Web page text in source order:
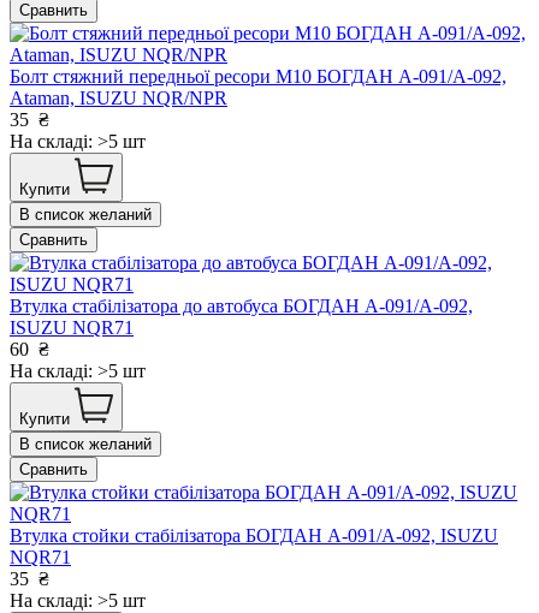
Сравнить
Болт стяжний передньої ресори М10 БОГДАН А-091/А-092,
Ataman, ISUZU NQR/NPR
35 ₴
На складі: >5 шт
Купити
В список желаний
Сравнить
Втулка стабілізатора до автобуса БОГДАН А-091/А-092,
ISUZU NQR71
60 ₴
На складі: >5 шт
Купити
В список желаний
Сравнить
Втулка стойки стабілізатора БОГДАН А-091/А-092, ISUZU
NQR71
35 ₴
На складі: >5 шт